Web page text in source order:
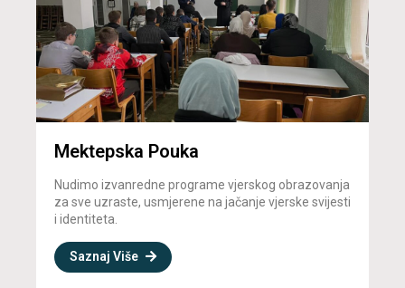
Mektepska Pouka
Nudimo izvanredne programe vjerskog obrazovanja
za sve uzraste, usmjerene na jačanje vjerske svijesti
i identiteta.
Saznaj Više